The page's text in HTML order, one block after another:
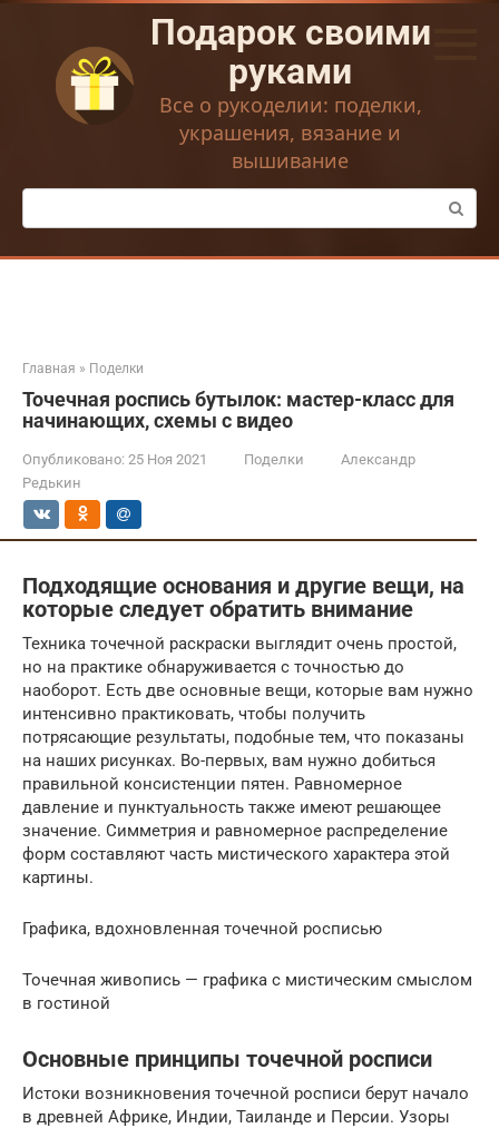
Перейти
контенту
Подарок своими
руками
Все о рукоделии: поделки,
украшения, вязание и
вышивание
Поиск:
Главная » Поделки
Точечная роспись бутылок: мастер-класс для
начинающих, схемы с видео
Опубликовано: 25 Ноя 2021 Поделки
Александр
Редькин
Подходящие основания и другие вещи, на
которые следует обратить внимание
Техника точечной раскраски выглядит очень простой,
но на практике обнаруживается с точностью до
наоборот. Есть две основные вещи, которые вам нужно
интенсивно практиковать, чтобы получить
потрясающие результаты, подобные тем, что показаны
на наших рисунках. Во-первых, вам нужно добиться
правильной консистенции пятен. Равномерное
давление и пунктуальность также имеют решающее
значение. Симметрия и равномерное распределение
форм составляют часть мистического характера этой
картины.
Графика, вдохновленная точечной росписью
Точечная живопись — графика с мистическим смыслом
в гостиной
Основные принципы точечной росписи
Истоки возникновения точечной росписи берут начало
в древней Африке, Индии, Таиланде и Персии. Узоры